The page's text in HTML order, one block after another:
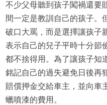
不少父母聽到孩子闖禍還要
間一定是教訓自己的孩子。
破口大罵，而是選擇讓孩子
表示自己的兒子平時十分節
都不捨得用。為了讓孩子知
銘記自己的過失避免日後再
賠償押金交給車主，並向車
蠟噴漆的費用。